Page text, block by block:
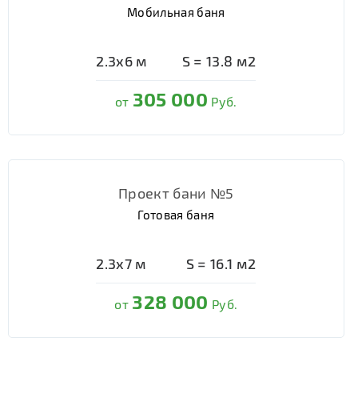
Мобильная баня
2.3х6м S = 13.8 м2
от 305 000 Руб.
Проект бани №5
Готовая баня
2.3х7м S = 16.1 м2
от 328 000 Руб.